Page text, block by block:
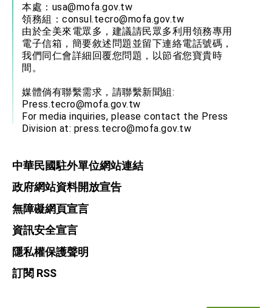
本處： usa@mofa.gov.tw
領務組： consul.tecro@mofa.gov.tw
由於全美來電眾多，建議請民眾多利用領務專用
電子信箱，簡要敘述問題並留下連絡電話號碼，
我們同仁會詳細回覆您問題，以節省您寶貴時
間。
媒體倘有聯繫需求，請聯繫新聞組:
Press.tecro@mofa.gov.tw
For media inquiries, please contact the Press
Division at: press.tecro@mofa.gov.tw
中華民國駐外單位網站連結
政府網站資料開放宣告
無障礙網頁宣言
資訊安全宣言
隱私權保護聲明
訂閱 RSS